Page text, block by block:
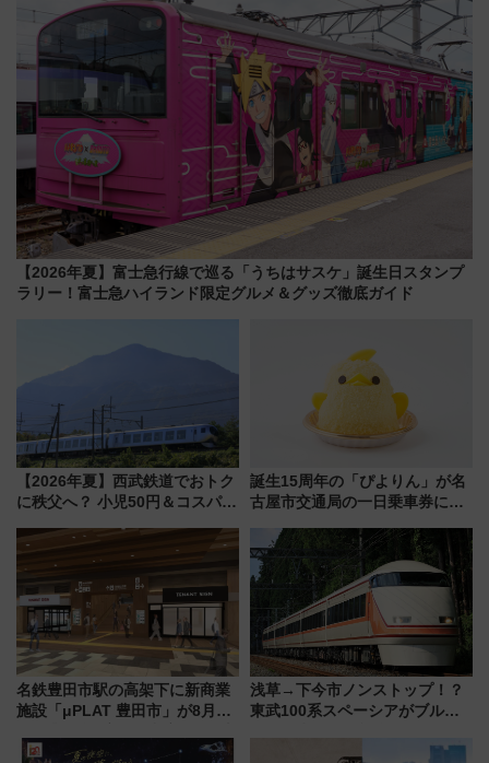
【2026年夏】富士急行線で巡る「うちはサスケ」誕生日スタンプ
ラリー！富士急ハイランド限定グルメ＆グッズ徹底ガイド
【2026年夏】西武鉄道でおトク
に秩父へ？ 小児50円＆コスパ最
族旅行！ 深夜の正丸トンネル探
検や特急ラビューも
誕生15周年の「ぴよりん」が名
古屋市交通局の一日乗車券に！
定1万5000枚】
名鉄豊田市駅の高架下に新商業
施設「μPLAT 豊田市」が8月26
たな玄関口へ
浅草→下今市ノンストップ！？
東武100系スペーシアがブルー
ー当時の停車駅」を再現 運転